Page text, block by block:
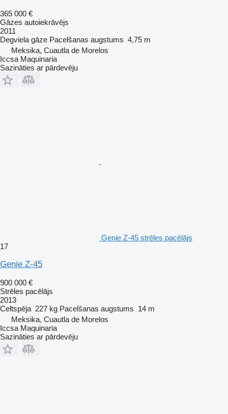
365 000 €
Gāzes autoiekrāvējs
2011
Degviela gāze Pacelšanas augstums 4,75 m
Meksika, Cuautla de Morelos
Iccsa Maquinaria
Sazināties ar pārdevēju
Genie Z-45 strēles pacēlājs
17
Genie Z-45
900 000 €
Strēles pacēlājs
2013
Celtspēja 227 kg Pacelšanas augstums 14 m
Meksika, Cuautla de Morelos
Iccsa Maquinaria
Sazināties ar pārdevēju